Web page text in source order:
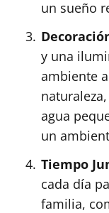
un sueño
y una
ambiente
agua
un
Tiempo
cada día
familia,